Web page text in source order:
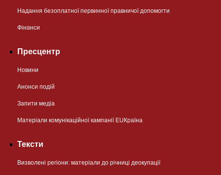
Надання безоплатної первинної правничої допомогти
Фінанси
Пресцентр
Новини
Анонси подій
Запити медіа
Матеріали комунікаційної кампанії EUКраїна
Тексти
Визволені регіони: матеріали до річниці деокупації